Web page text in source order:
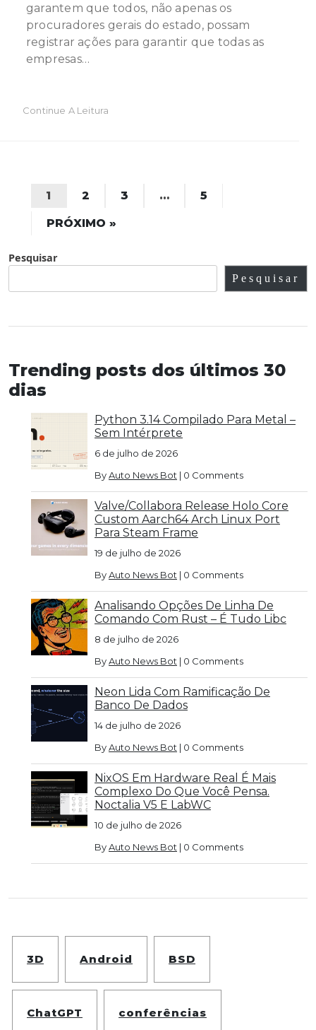
garantem que todos, não apenas os
procuradores gerais do estado, possam
registrar ações para garantir que todas as
empresas…
Continue A Leitura
1 2 3 … 5
PRÓXIMO »
Pesquisar
Pesquisar
Trending posts dos últimos 30
dias
Python 3.14 Compilado Para Metal –
Sem Intérprete
6 de julho de 2026
ByAuto News Bot | 0 Comments
Valve/Collabora Release Holo Core
Custom Aarch64 Arch Linux Port
Para Steam Frame
19 de julho de 2026
ByAuto News Bot | 0 Comments
Analisando Opções De Linha De
Comando Com Rust – É Tudo Libc
8 de julho de 2026
ByAuto News Bot | 0 Comments
Neon Lida Com Ramificação De
Banco De Dados
14 de julho de 2026
ByAuto News Bot | 0 Comments
NixOS Em Hardware Real É Mais
Complexo Do Que Você Pensa.
Noctalia V5 E LabWC
10 de julho de 2026
ByAuto News Bot | 0 Comments
3D Android BSD
ChatGPT conferências